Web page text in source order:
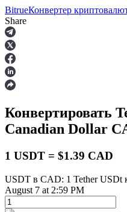
Фьючерсы
USDT-фьючерсы
BitrueКонвертер
Share
Конвертировать
Canadian Dollar
1 USDT = $1.39 CAD
USDT в CAD: 1 Tether USDt
August 7 at 2:59 PM